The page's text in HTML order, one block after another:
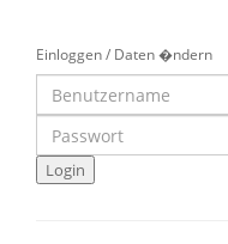
Einloggen / Daten �ndern